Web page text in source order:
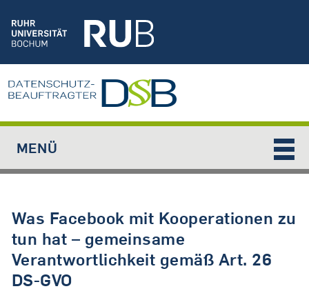
MENÜ
Was Facebook mit Kooperationen zu
tun hat – gemeinsame
Verantwortlichkeit gemäß Art. 26
DS-GVO